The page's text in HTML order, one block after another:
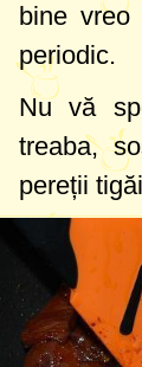
bine vreo
periodic.
Nu vă
treaba,
pereții